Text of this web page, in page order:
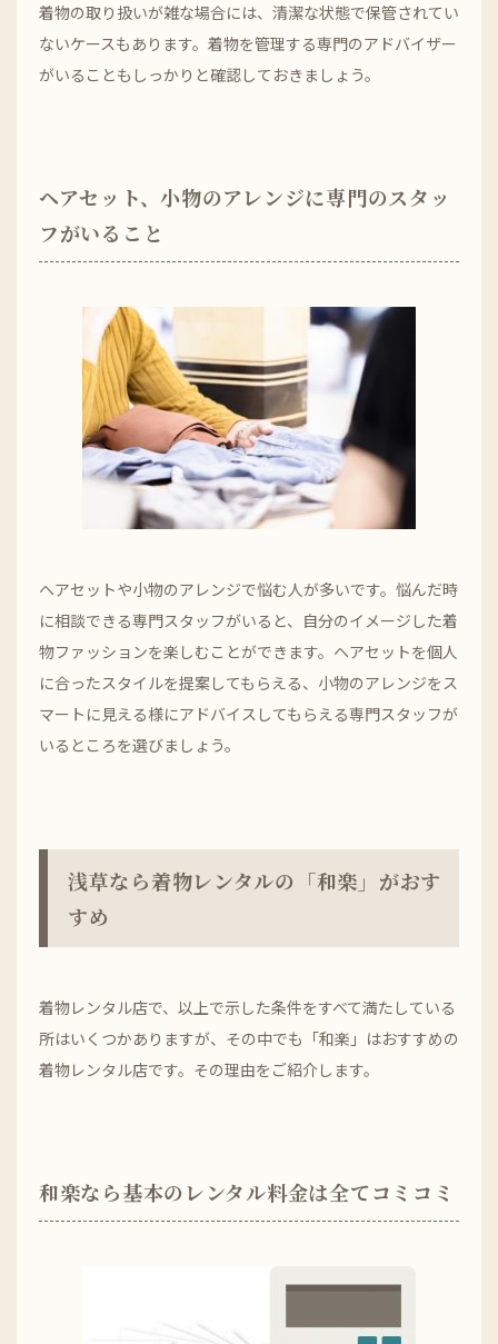
着物の取り扱いが雑な場合には、清潔な状態で保管されてい
ないケースもあります。着物を管理する専門のアドバイザー
がいることもしっかりと確認しておきましょう。
ヘアセット、小物のアレンジに専門のスタッ
フがいること
ヘアセットや小物のアレンジで悩む人が多いです。悩んだ時
に相談できる専門スタッフがいると、自分のイメージした着
物ファッションを楽しむことができます。ヘアセットを個人
に合ったスタイルを提案してもらえる、小物のアレンジをス
マートに見える様にアドバイスしてもらえる専門スタッフが
いるところを選びましょう。
浅草なら着物レンタルの「和楽」がおす
すめ
着物レンタル店で、以上で示した条件をすべて満たしている
所はいくつかありますが、その中でも「和楽」はおすすめの
着物レンタル店です。その理由をご紹介します。
和楽なら基本のレンタル料金は全てコミコミ